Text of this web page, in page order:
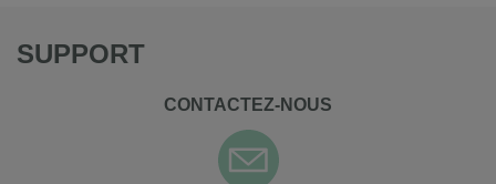
SUPPORT
CONTACTEZ-NOUS